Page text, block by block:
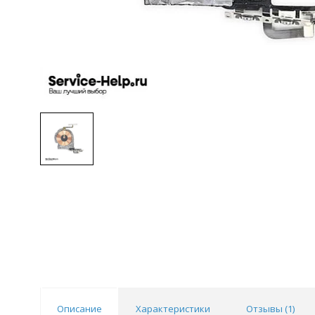
Описание Характеристики Отзывы (1)